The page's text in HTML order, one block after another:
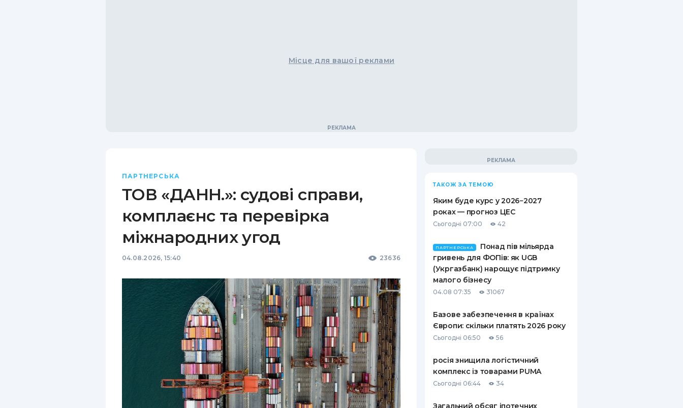
Місце для вашої реклами
ПАРТНЕРСЬКА
ТОВ «ДАНН.»: судові справи,
комплаєнс та перевірка
міжнародних угод
04.08.2026, 15:40 23636
ТАКОЖ ЗА ТЕМОЮ
Яким буде курс у 2026−2027
роках — прогноз ЦЕС
Сьогодні 07:00 42
ПАРТНЕРСЬКА
Понад пів мільярда
гривень для ФОПів: як UGB
(Укргазбанк) нарощує підтримку
малого бізнесу
04.08 07:35 31067
Базове забезпечення в країнах
Європи: скільки платять 2026 року
Сьогодні 06:50 56
росія знищила логістичний
комплекс із товарами PUMA
Сьогодні 06:44 34
Загальний обсяг іпотечних